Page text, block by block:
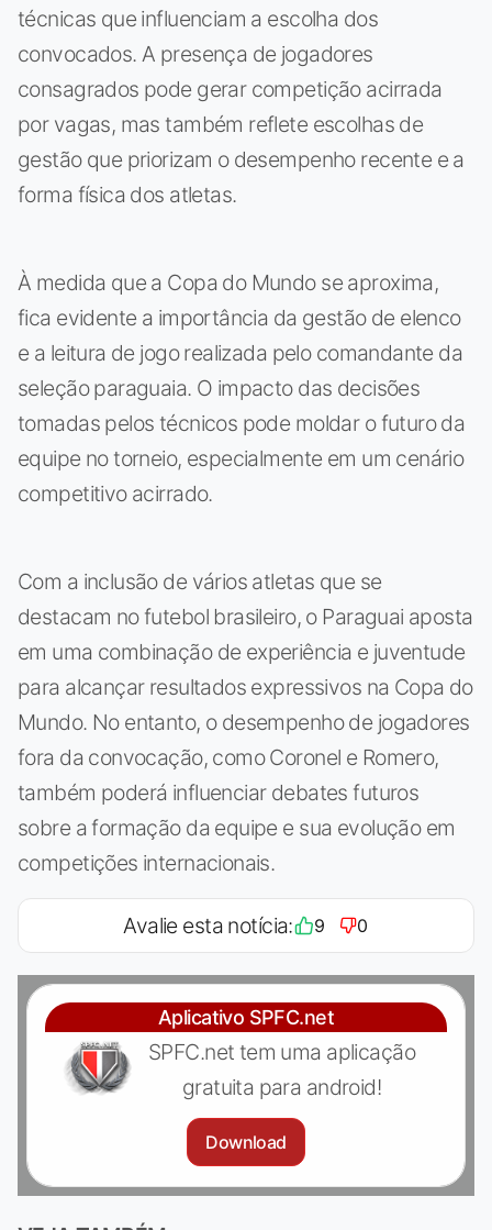
técnicas que influenciam a escolha dos
convocados. A presença de jogadores
consagrados pode gerar competição acirrada
por vagas, mas também reflete escolhas de
gestão que priorizam o desempenho recente e a
forma física dos atletas.
À medida que a Copa do Mundo se aproxima,
fica evidente a importância da gestão de elenco
e a leitura de jogo realizada pelo comandante da
seleção paraguaia. O impacto das decisões
tomadas pelos técnicos pode moldar o futuro da
equipe no torneio, especialmente em um cenário
competitivo acirrado.
Com a inclusão de vários atletas que se
destacam no futebol brasileiro, o Paraguai aposta
em uma combinação de experiência e juventude
para alcançar resultados expressivos na Copa do
Mundo. No entanto, o desempenho de jogadores
fora da convocação, como Coronel e Romero,
também poderá influenciar debates futuros
sobre a formação da equipe e sua evolução em
competições internacionais.
Avalie esta notícia: 9 0
Aplicativo SPFC.net
SPFC.net tem uma aplicação
gratuita para android!
Download